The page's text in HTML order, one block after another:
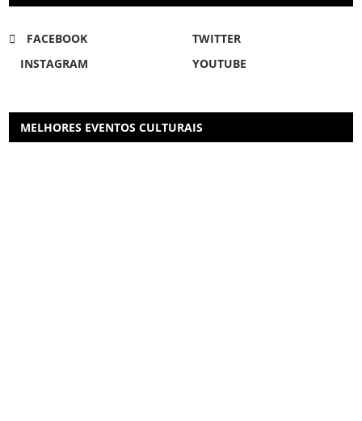
FACEBOOK
TWITTER
INSTAGRAM
YOUTUBE
MELHORES EVENTOS CULTURAIS